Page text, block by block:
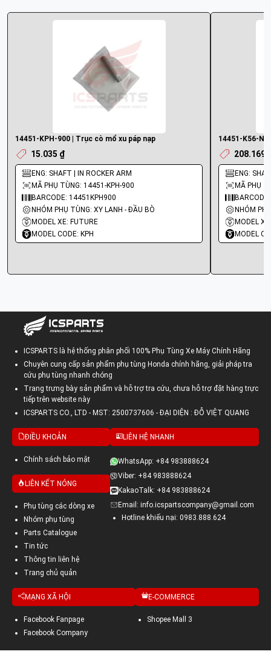
14451-KPH-900 | Trục cò mổ xu páp nạp
15.035 ₫
ENG: SHAFT | IN ROCKER ARM
MÃ PHỤ TÙNG: 14451-KPH-900
BARCODE: 14451KPH900
NHÓM PHỤ TÙNG: XY LANH - ĐẦU BÒ
MODEL XE: FUTURE
MODEL CODE: KPH
14451-K56-
208.169
ENG:
MÃ PHỤ
NHÓM
MODEL
MODEL
ICSPARTS là hệ thống phân phối 100% Phụ Tùng Xe Máy Chính Hãng
Chuyên cung cấp sản phẩm phụ tùng Honda chính hãng, giải pháp tra
cứu phụ tùng nhanh chóng
Trang trưng bày sản phẩm và hỗ trợ tra cứu, chưa hỗ trợ đặt hàng trực
tiếp trên website này
ICSPARTS CO., LTD - MST: 2500737606 - ĐẠI DIỆN : ĐỖ VIỆT QUANG
ĐIỀU KHOẢN
Chính sách bảo mật
LIÊN KẾT NÓNG
Phụ tùng các dòng xe
Nhóm phụ tùng
Parts Catalogue
Tin tức
Thông tin liên hệ
Trang chủ quản
LIÊN HỆ NHANH
WhatsApp: +84 983888624
Viber: +84 983888624
KakaoTalk: +84 983888624
Email: info.icspartscompany@gmail.com
Hotline khiếu nại: 0983.888.624
MẠNG XÃ HỘI
Facebook Fanpage
Facebook Company
E-COMMERCE
Shopee Mall 3